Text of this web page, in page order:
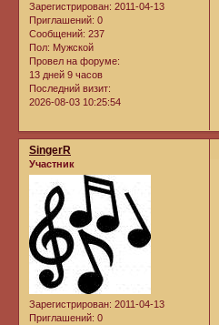
Зарегистрирован: 2011-04-13
Приглашений: 0
Сообщений: 237
Пол: Мужской
Провел на форуме:
13 дней 9 часов
Последний визит:
2026-08-03 10:25:54
SingerR
Участник
Зарегистрирован: 2011-04-13
Приглашений: 0